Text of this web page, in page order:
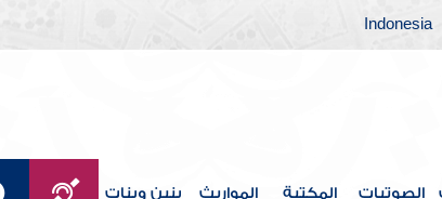
Indonesia
الصوتيات المكتبة المواريث بنين وبنات